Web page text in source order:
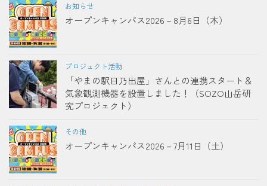
お知らせ
オープンキャンパス2026－8月6日（木）
プロジェクト活動
「やまの駅日乃出屋」さんとの連携スタート＆
気象観測機器を設置しました！（SOZO山岳研
究プロジェクト）
その他
オープンキャンパス2026－7月11日（土）